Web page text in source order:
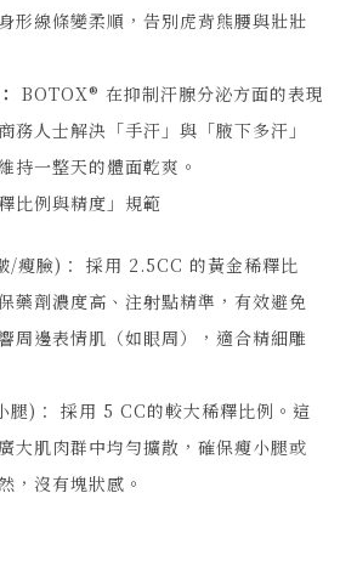
形線條變柔順，告別虎背熊腰與壯壯
BOTOX® 在抑制汗腺分泌方面的表現
務人士解決「手汗」與「腋下多汗」
持一整天的體面乾爽。
比例與精度」規範
/瘦臉)： 採用 2.5CC 的黃金稀釋比
藥劑濃度高、注射點精準，有效避免
周邊表情肌（如眼周），適合精細雕
腿)： 採用 5 CC的較大稀釋比例。這
大肌肉群中均勻擴散，確保瘦小腿或
，沒有塊狀感。